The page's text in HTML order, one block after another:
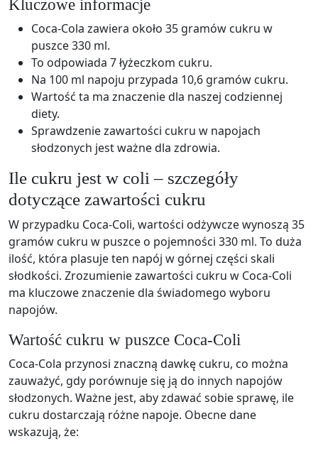
Kluczowe informacje
Coca-Cola zawiera około 35 gramów cukru w
puszce 330 ml.
To odpowiada 7 łyżeczkom cukru.
Na 100 ml napoju przypada 10,6 gramów cukru.
Wartość ta ma znaczenie dla naszej codziennej
diety.
Sprawdzenie zawartości cukru w napojach
słodzonych jest ważne dla zdrowia.
Ile cukru jest w coli – szczegóły
dotyczące zawartości cukru
W przypadku Coca-Coli, wartości odżywcze wynoszą 35
gramów cukru w puszce o pojemności 330 ml. To duża
ilość, która plasuje ten napój w górnej części skali
słodkości. Zrozumienie zawartości cukru w Coca-Coli
ma kluczowe znaczenie dla świadomego wyboru
napojów.
Wartość cukru w puszce Coca-Coli
Coca-Cola przynosi znaczną dawkę cukru, co można
zauważyć, gdy porównuje się ją do innych napojów
słodzonych. Ważne jest, aby zdawać sobie sprawę, ile
cukru dostarczają różne napoje. Obecne dane
wskazują, że: